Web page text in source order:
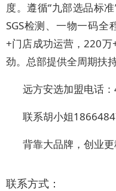
度。遵循“九部选品标
SGS检测、一物一码
+门店成功运营，220
劲。总部提供全周期扶
远方安选加盟电话
联系胡小姐
背靠大品牌，创业
联系方式：